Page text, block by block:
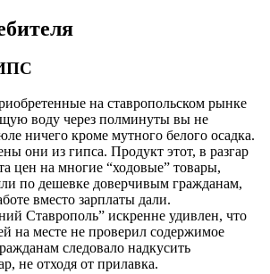
на ставропольском рынке
воду через полминуты вы не
ничего кроме мутного белого осадка.
они из гипса. Продукт этот, в разгар
цен на многие “ходовые” товары,
по дешевке доверчивым гражданам,
вместо зарплаты дали.
Ставрополь” искренне удивлен, что
на месте не проверил содержимое
следовало надкусить
не отходя от прилавка.